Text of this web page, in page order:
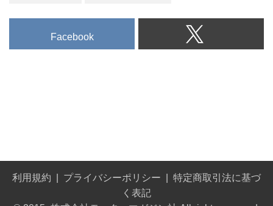
Facebook
利用規約 プライバシーポリシー
特定商取引法に基づ
く表記